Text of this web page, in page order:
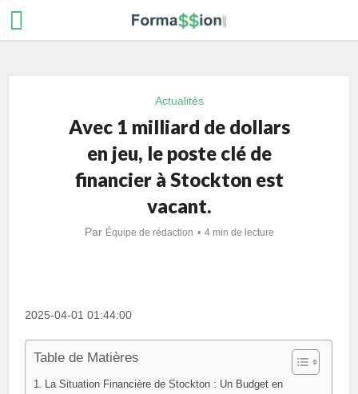
Actualités
Avec 1 milliard de dollars
en jeu, le poste clé de
financier à Stockton est
vacant.
Par Équipe de rédaction 4 min de lecture
2025-04-01 01:44:00
Table de Matières
La Situation Financière de Stockton : Un Budget en